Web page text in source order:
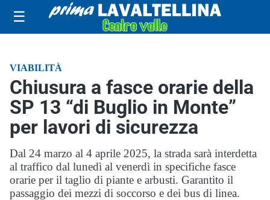
☰
VIABILITÀ
Chiusura a fasce orarie della
SP 13 “di Buglio in Monte”
per lavori di sicurezza
Dal 24 marzo al 4 aprile 2025, la strada sarà interdetta
al traffico dal lunedì al venerdì in specifiche fasce
orarie per il taglio di piante e arbusti. Garantito il
passaggio dei mezzi di soccorso e dei bus di linea.